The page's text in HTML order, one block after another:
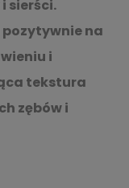
sierści.
na
i
tekstura
zębów i